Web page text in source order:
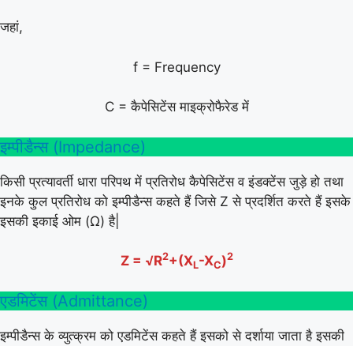
जहां,
f = Frequency
C = कैपेसिटेंस माइक्रोफैरेड में
इम्पीडैन्स (Impedance)
किसी प्रत्यावर्ती धारा परिपथ में प्रतिरोध कैपेसिटेंस व इंडक्टेंस जुड़े हो तथा
इनके कुल प्रतिरोध को इम्पीडैन्स कहते हैं जिसे Z से प्रदर्शित करते हैं इसके
इसकी इकाई ओम (Ω) है|
Z = √R2+(XL-XC)2
एडमिटेंस (Admittance)
इम्पीडैन्स के व्युत्क्रम को एडमिटेंस कहते हैं इसको से दर्शाया जाता है इसकी